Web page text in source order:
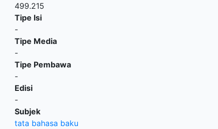
499.215
Tipe Isi
-
Tipe Media
-
Tipe Pembawa
-
Edisi
-
Subjek
tata bahasa baku